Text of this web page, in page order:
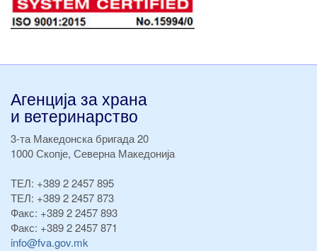
Агенција за храна
и ветеринарство
3-та Македонска бригада 20
1000 Скопје, Северна Македонија
ТЕЛ: +389 2 2457 895
ТЕЛ: +389 2 2457 873
Факс: +389 2 2457 893
Факс: +389 2 2457 871
info@fva.gov.mk